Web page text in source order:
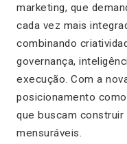
marketing, que
cada vez mais
combinando
governança,
execução. Com a
posicionamento
que buscam
mensuráveis.